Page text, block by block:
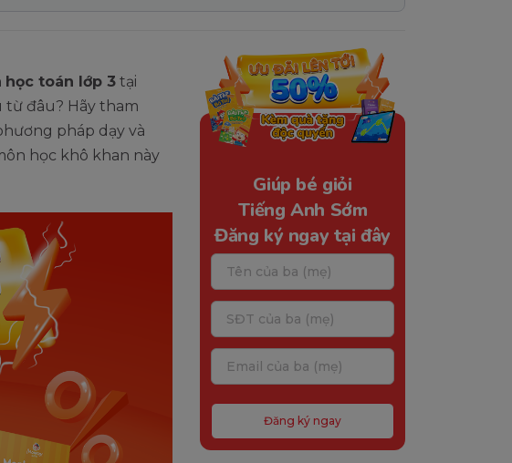
học toán lớp 3 tại
từ đâu? Hãy tham
pháp dạy và
học khô khan này
Giúp bé giỏi
Tiếng Anh Sớm
Đăng ký ngay tại đây
Đăng ký ngay